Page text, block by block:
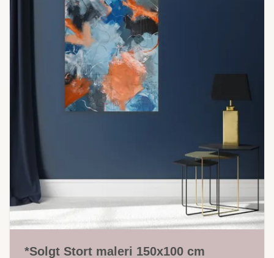
*Solgt Stort maleri 150x100 cm